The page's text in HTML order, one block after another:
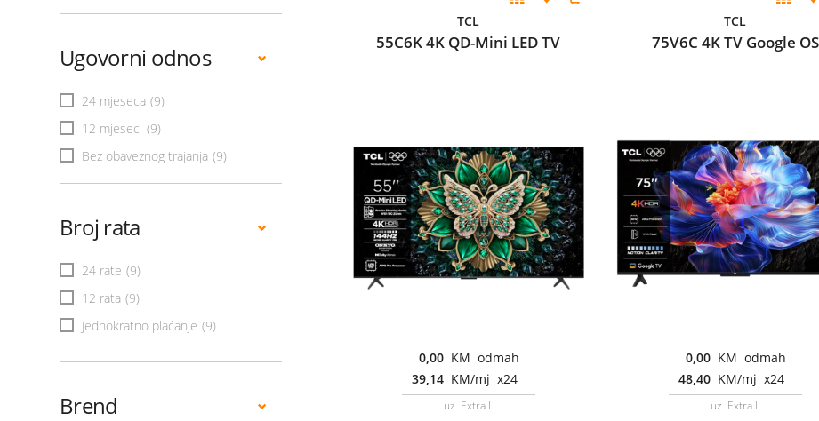
Ugovorni odnos
24 mjeseca (9)
12 mjeseci (9)
Bez obaveznog trajanja (9)
Broj rata
24 rate (9)
12 rata (9)
Jednokratno plaćanje (9)
Brend
TCL
55C6K 4K QD-Mini LED TV
0,00 KM odmah
39,14 KM/mj x24
uz Extra L
TCL
75V6C 4K TV Google OS
0,00 KM odmah
48,40 KM/mj x24
uz Extra L